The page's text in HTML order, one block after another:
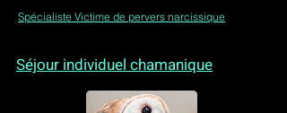
Spécialiste Victime de pervers narcissique
Séjour individuel chamanique